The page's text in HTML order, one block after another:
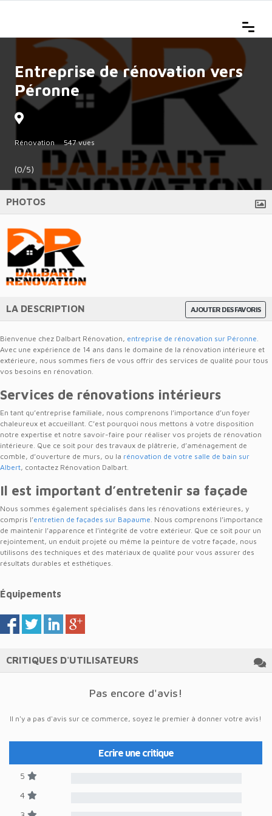
Entreprise de rénovation vers
Péronne
Rénovation 547 vues
(0/5)
PHOTOS
AJOUTER DES FAVORIS
LA DESCRIPTION
Bienvenue chez Dalbart Rénovation, entreprise de rénovation sur Péronne.
Avec une expérience de 14 ans dans le domaine de la rénovation intérieure et
extérieure, nous sommes fiers de vous offrir des services de qualité pour tous
vos besoins en rénovation.
Services de rénovations intérieurs
En tant qu’entreprise familiale, nous comprenons l’importance d’un foyer
chaleureux et accueillant. C’est pourquoi nous mettons à votre disposition
notre expertise et notre savoir-faire pour réaliser vos projets de rénovation
intérieure. Que ce soit pour des travaux de plâtrerie, d’aménagement de
comble, d’ouverture de murs, ou la rénovation de votre salle de bain sur
Albert, contactez Rénovation Dalbart.
Il est important d’entretenir sa façade
Nous sommes également spécialisés dans les rénovations extérieures, y
compris l’entretien de façades sur Bapaume. Nous comprenons l’importance
de maintenir l’apparence et l’intégrité de votre extérieur. Que ce soit pour un
rejointement, un enduit projeté ou même la peinture de votre façade, nous
utilisons des techniques et des matériaux de qualité pour vous assurer des
résultats durables et esthétiques.
Équipements
CRITIQUES D'UTILISATEURS
Pas encore d'avis!
Il n'y a pas d'avis sur ce commerce, soyez le premier à donner votre avis!
Ecrire une critique
5
4